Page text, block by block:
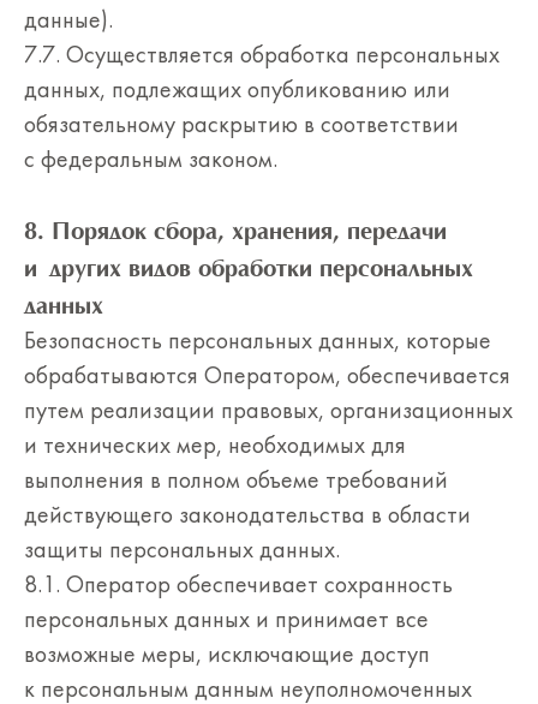
данные).
7.7. Осуществляется обработка персональных
данных, подлежащих опубликованию или
обязательному раскрытию в соответствии
с федеральным законом.
8. Порядок сбора, хранения, передачи
и других видов обработки персональных
данных
Безопасность персональных данных, которые
обрабатываются Оператором, обеспечивается
путем реализации правовых, организационных
и технических мер, необходимых для
выполнения в полном объеме требований
действующего законодательства в области
защиты персональных данных.
8.1. Оператор обеспечивает сохранность
персональных данных и принимает все
возможные меры, исключающие доступ
к персональным данным неуполномоченных